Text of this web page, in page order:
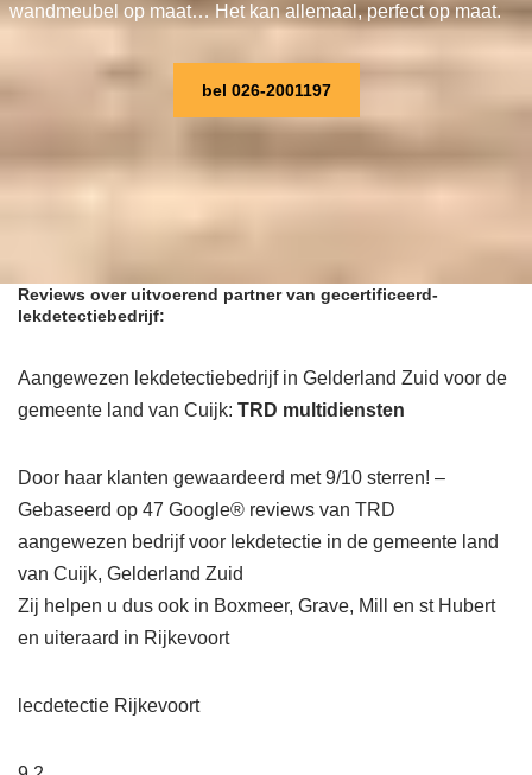
wandmeubel op maat… Het kan allemaal, perfect op maat.
bel 026-2001197
Reviews over uitvoerend partner van gecertificeerd-
lekdetectiebedrijf:
Aangewezen lekdetectiebedrijf in Gelderland Zuid voor de
gemeente land van Cuijk: TRD multidiensten
Door haar klanten gewaardeerd met 9/10 sterren! –
Gebaseerd op 47 Google® reviews van TRD
aangewezen bedrijf voor lekdetectie in de gemeente land
van Cuijk, Gelderland Zuid
Zij helpen u dus ook in Boxmeer, Grave, Mill en st Hubert
en uiteraard in Rijkevoort
lecdetectie Rijkevoort